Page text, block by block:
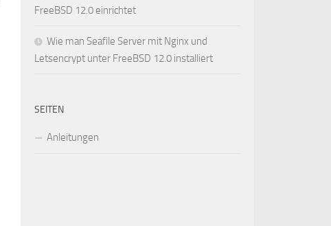
FreeBSD 12.0 einrichtet
Wie man Seafile Server mit Nginx und
Letsencrypt unter FreeBSD 12.0 installiert
SEITEN
Anleitungen